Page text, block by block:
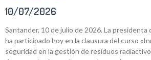
10/07/2026
Santander, 10 de julio de 2026. La presidenta
ha participado hoy en la clausura del curso
seguridad en la gestión de residuos